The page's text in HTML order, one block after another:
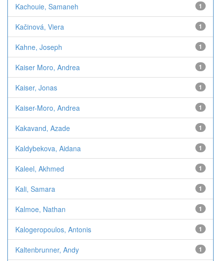
Kachouie, Samaneh 1
Kačinová, Viera 1
Kahne, Joseph 1
Kaiser Moro, Andrea 1
Kaiser, Jonas 1
Kaiser-Moro, Andrea 1
Kakavand, Azade 1
Kaldybekova, Aidana 1
Kaleel, Akhmed 1
Kali, Samara 1
Kalmoe, Nathan 1
Kalogeropoulos, Antonis 1
Kaltenbrunner, Andy 1